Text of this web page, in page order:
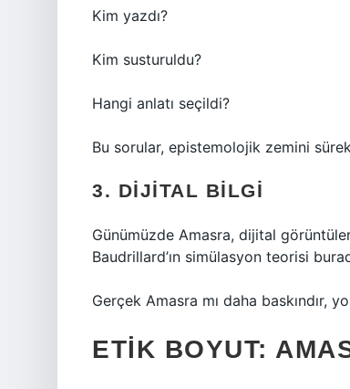
Kim yazdı?
Kim susturuldu?
Hangi anlatı seçildi?
Bu sorular, epistemolojik zemini
3. DIJITAL BILGI
Günümüzde Amasra, dijital
Baudrillard’ın simülasyon teorisi
Gerçek Amasra mı daha baskındır,
ETIK BOYUT: